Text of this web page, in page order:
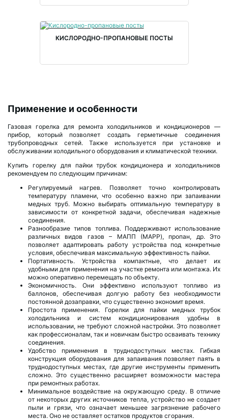
КИСЛОРОДНО-ПРОПАНОВЫЕ ПОСТЫ
Применение и особенности
Газовая горелка для ремонта холодильников и кондиционеров —
прибор, который позволяет создать герметичные соединения
трубопроводных сетей. Также используется при установке и
обслуживании холодильного оборудования и климатической техники.
Купить горелку для пайки трубок кондиционера и холодильников
рекомендуем по следующим причинам:
Регулируемый нагрев. Позволяет точно контролировать
температуру пламени, что особенно важно при запаивании
медных труб. Можно выбирать оптимальную температуру в
зависимости от конкретной задачи, обеспечивая надежные
соединения.
Разнообразие типов топлива. Поддерживают использование
различных видов газов – МАПП (MAPP), пропан, др. Это
позволяет адаптировать работу устройства под конкретные
условия, обеспечивая максимальную эффективность пайки.
Портативность. Устройства компактные, что делает их
удобными для применения на участке ремонта или монтажа. Их
можно оперативно перемещать по объекту.
Экономичность. Они эффективно используют топливо из
баллонов, обеспечивая долгую работу без необходимости
постоянной дозаправки, что существенно экономит время.
Простота применения. Горелки для пайки медных трубок
холодильника и систем кондиционирования удобны в
использовании, не требуют сложной настройки. Это позволяет
как профессионалам, так и новичкам быстро осваивать технику
соединения.
Удобство применения в труднодоступных местах. Гибкая
конструкция оборудования для запаивания позволяет паять в
труднодоступных местах, где другие инструменты применить
сложно. Это существенно расширяет возможности мастера
при ремонтных работах.
Минимальное воздействие на окружающую среду. В отличие
от некоторых других источников тепла, устройство не создает
пыли и грязи, что означает меньшее загрязнение рабочего
места. Оно не оставляет остатков продуктов сгорания.